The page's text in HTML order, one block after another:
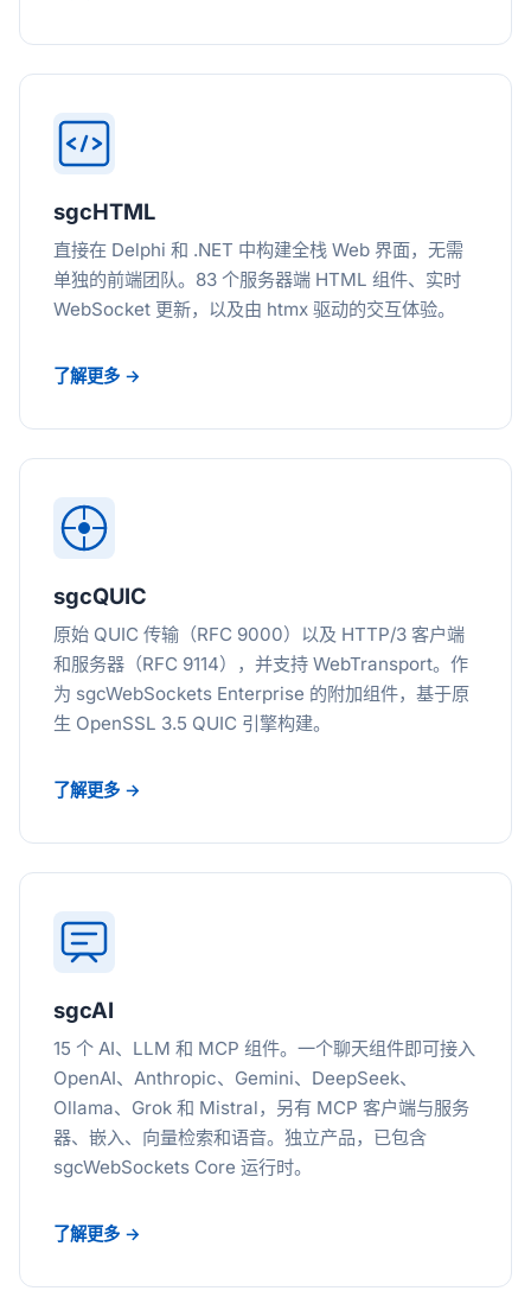
sgcHTML
直接在 Delphi 和 .NET 中构建全栈 Web 界面，无需
单独的前端团队。83 个服务器端 HTML 组件、实时
WebSocket 更新，以及由 htmx 驱动的交互体验。
了解更多 →
sgcQUIC
原始 QUIC 传输（RFC 9000）以及 HTTP/3 客户端
和服务器（RFC 9114），并支持 WebTransport。作
为 sgcWebSockets Enterprise 的附加组件，基于原
生 OpenSSL 3.5 QUIC 引擎构建。
了解更多 →
sgcAI
15 个 AI、LLM 和 MCP 组件。一个聊天组件即可接入
OpenAI、Anthropic、Gemini、DeepSeek、
Ollama、Grok 和 Mistral，另有 MCP 客户端与服务
器、嵌入、向量检索和语音。独立产品，已包含
sgcWebSockets Core 运行时。
了解更多 →